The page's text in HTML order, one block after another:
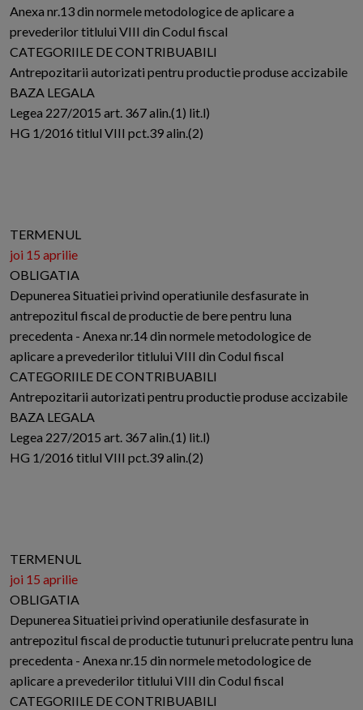
Anexa nr.13 din normele metodologice de aplicare a
prevederilor titlului VIII din Codul fiscal
CATEGORIILE DE CONTRIBUABILI
Antrepozitarii autorizati pentru productie produse accizabile
BAZA LEGALA
Legea 227/2015 art. 367 alin.(1) lit.l)
HG 1/2016 titlul VIII pct.39 alin.(2)
TERMENUL
joi 15 aprilie
OBLIGATIA
Depunerea Situatiei privind operatiunile desfasurate in
antrepozitul fiscal de productie de bere pentru luna
precedenta - Anexa nr.14 din normele metodologice de
aplicare a prevederilor titlului VIII din Codul fiscal
CATEGORIILE DE CONTRIBUABILI
Antrepozitarii autorizati pentru productie produse accizabile
BAZA LEGALA
Legea 227/2015 art. 367 alin.(1) lit.l)
HG 1/2016 titlul VIII pct.39 alin.(2)
TERMENUL
joi 15 aprilie
OBLIGATIA
Depunerea Situatiei privind operatiunile desfasurate in
antrepozitul fiscal de productie tutunuri prelucrate pentru luna
precedenta - Anexa nr.15 din normele metodologice de
aplicare a prevederilor titlului VIII din Codul fiscal
CATEGORIILE DE CONTRIBUABILI